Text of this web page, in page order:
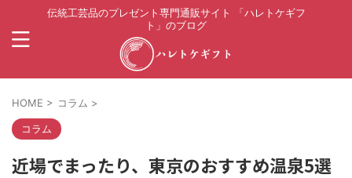
伝統工芸品のプレゼント専門通販サイト 「ハレトケギフ
ト」のブログ
HOME > コラム >
コラム
近場でまったり、東京のおすすめ温泉5選